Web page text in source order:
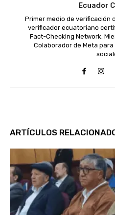
Ecuador
Primer medio de verificación
verificador ecuatoriano
Fact-Checking Network.
Colaborador de Meta
ARTÍCULOS